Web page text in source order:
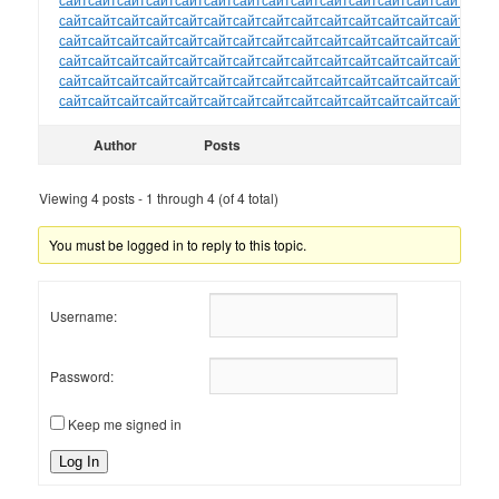
сайтсайтсайтсайтсайтсайтсайтсайтсайтсайтсайтсайтсайтсайт
сайтсайтсайтсайтсайтсайтсайтсайтсайтсайтсайтсайтсайтсайт
сайтсайтсайтсайтсайтсайтсайтсайтсайтсайтсайтсайтсайтсайт
сайтсайтсайтсайтсайтсайтсайтсайтсайтсайтсайтсайтсайтсайт
сайтсайтсайтсайтсайтсайтсайтсайтсайтсайтсайтсайтсайтсайт
Author Posts
Viewing 4 posts - 1 through 4 (of 4 total)
You must be logged in to reply to this topic.
Username:
Password:
Keep me signed in
Log In